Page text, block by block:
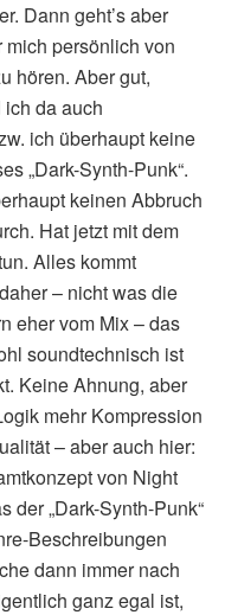
Dann geht’s aber
persönlich von
hören. Aber gut,
ich da auch
ich überhaupt keine
„Dark-Synth-Punk“.
keinen Abbruch
Hat jetzt mit dem
Alles kommt
– nicht was die
eher vom Mix – das
soundtechnisch ist
Keine Ahnung, aber
mehr Kompression
– aber auch hier:
von Night
der „Dark-Synth-Punk“
Beschreibungen
dann immer nach
ganz egal ist,